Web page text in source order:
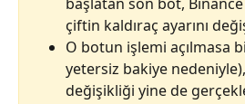
çiftin kaldıraç ayarını
O botun işlemi açılmasa
yetersiz bakiye
değişikliği yine de